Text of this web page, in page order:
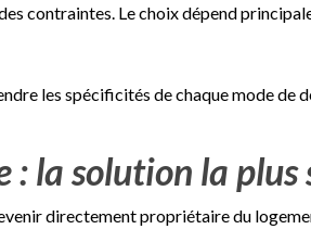
contraintes. Le choix dépend
les spécificités de chaque mode de
: la solution la plus
directement propriétaire du